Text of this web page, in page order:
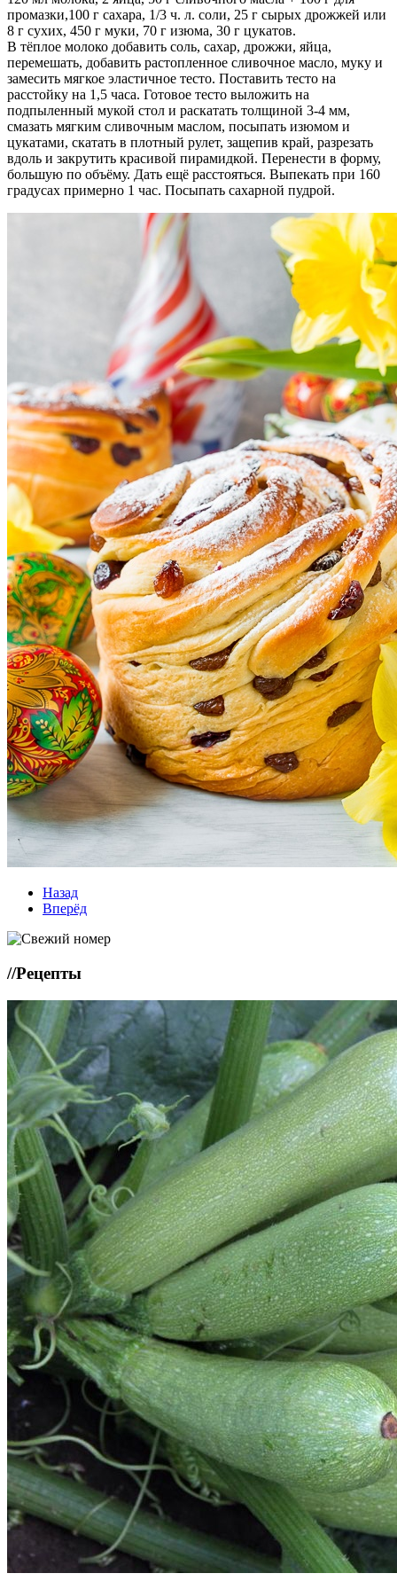
промазки,100 г сахара, 1/3 ч. л. соли, 25 г сырых дрожжей или
8 г сухих, 450 г муки, 70 г изюма, 30 г цукатов.
В тёплое молоко добавить соль, сахар, дрожжи, яйца,
перемешать, добавить растопленное сливочное масло, муку и
замесить мягкое эластичное тесто. Поставить тесто на
расстойку на 1,5 часа. Готовое тесто выложить на
подпыленный мукой стол и раскатать толщиной 3-4 мм,
смазать мягким сливочным маслом, посыпать изюмом и
цукатами, скатать в плотный рулет, защепив край, разрезать
вдоль и закрутить красивой пирамидкой. Перенести в форму,
большую по объёму. Дать ещё расстояться. Выпекать при 160
градусах примерно 1 час. Посыпать сахарной пудрой.
Назад
Вперёд
//Рецепты